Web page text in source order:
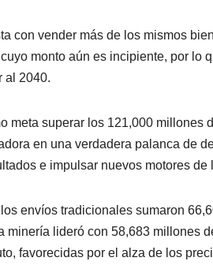
con vender más de los mismos
monto aún es incipiente, por lo
al 2040.
meta superar los 121,000
en una verdadera palanca de
e impulsar nuevos motores
envíos tradicionales sumaron
minería lideró con 58,683 millones
favorecidas por el alza de los